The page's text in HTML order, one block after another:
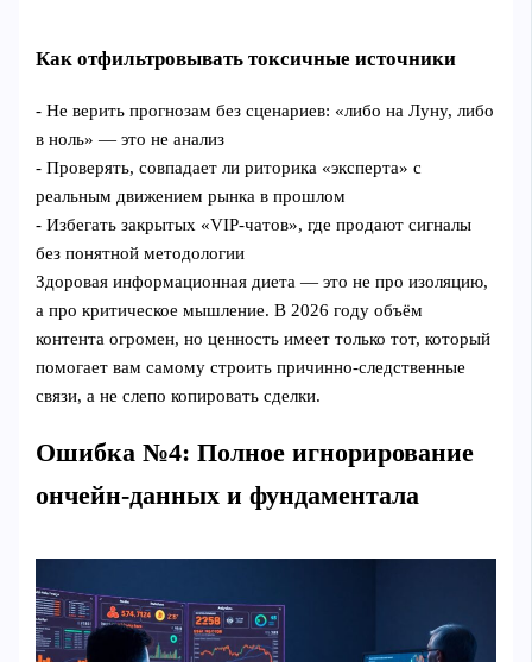
Как отфильтровывать токсичные источники
- Не верить прогнозам без сценариев: «либо на Луну, либо
в ноль» — это не анализ
- Проверять, совпадает ли риторика «эксперта» с
реальным движением рынка в прошлом
- Избегать закрытых «VIP‑чатов», где продают сигналы
без понятной методологии
Здоровая информационная диета — это не про изоляцию,
а про критическое мышление. В 2026 году объём
контента огромен, но ценность имеет только тот, который
помогает вам самому строить причинно‑следственные
связи, а не слепо копировать сделки.
Ошибка №4: Полное игнорирование
ончейн-данных и фундаментала